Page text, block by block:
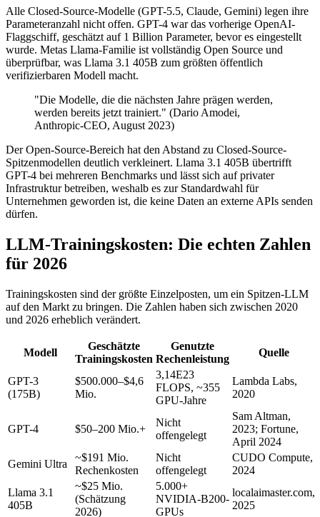
Alle Closed-Source-Modelle (GPT-5.5, Claude, Gemini) legen ihre
Parameteranzahl nicht offen. GPT-4 war das vorherige OpenAI-
Flaggschiff, geschätzt auf 1 Billion Parameter, bevor es eingestellt
wurde. Metas Llama-Familie ist vollständig Open Source und
überprüfbar, was Llama 3.1 405B zum größten öffentlich
verifizierbaren Modell macht.
"Die Modelle, die die nächsten Jahre prägen werden,
werden bereits jetzt trainiert." (Dario Amodei,
Anthropic-CEO, August 2023)
Der Open-Source-Bereich hat den Abstand zu Closed-Source-
Spitzenmodellen deutlich verkleinert. Llama 3.1 405B übertrifft
GPT-4 bei mehreren Benchmarks und lässt sich auf privater
Infrastruktur betreiben, weshalb es zur Standardwahl für
Unternehmen geworden ist, die keine Daten an externe APIs senden
dürfen.
LLM-Trainingskosten: Die echten Zahlen
für 2026
Trainingskosten sind der größte Einzelposten, um ein Spitzen-LLM
auf den Markt zu bringen. Die Zahlen haben sich zwischen 2020
und 2026 erheblich verändert.
Modell
Geschätzte
Trainingskosten
Genutzte
Rechenleistung
Quelle
GPT-3
(175B)
$500.000–$4,6
Mio.
3,14E23
FLOPS, ~355
GPU-Jahre
Lambda Labs,
2020
GPT-4 $50–200 Mio.+
Nicht
offengelegt
Sam Altman,
2023; Fortune,
April 2024
Gemini Ultra
~$191 Mio.
Rechenkosten
Nicht
offengelegt
CUDO Compute,
2024
Llama 3.1
405B
~$25 Mio.
(Schätzung
2026)
5.000+
NVIDIA-B200-
GPUs
localaimaster.com,
2025